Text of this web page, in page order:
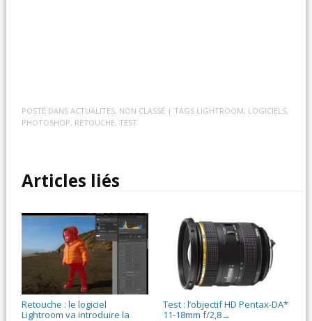
POSTÉ DANSACTUALITES, NON CLASSÉ | TAGS LIGHTROOM, LOGICIELS,
PHOTOSHOP, RETOUCHE, TEST
Articles liés
Retouche : le logiciel
Lightroom va introduire la
Test : l’objectif HD Pentax-DA*
11-18mm f/2,8→